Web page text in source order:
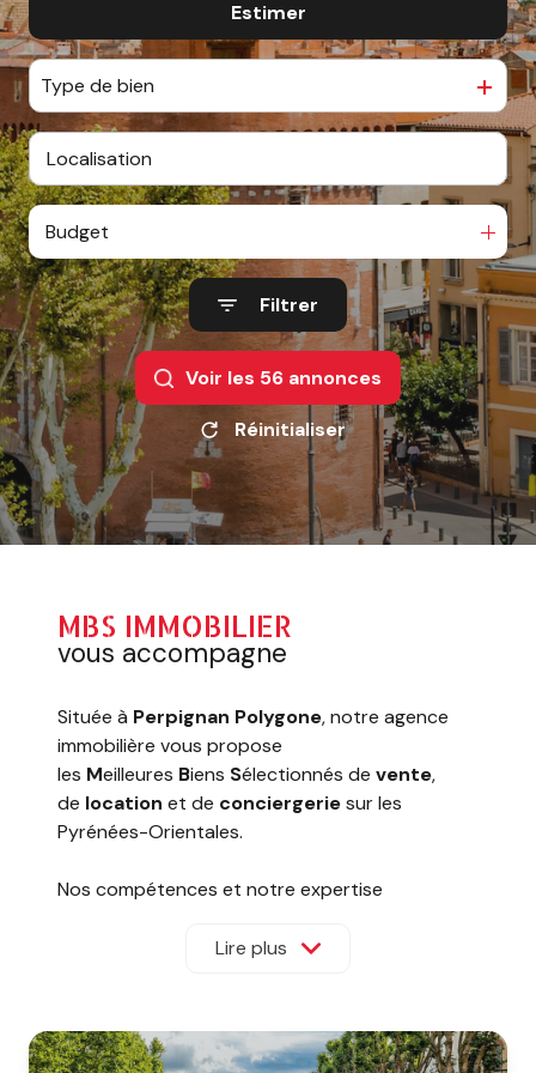
CONTACT
De l'immo pro
Estimer
Type de bien
Budget
Filtrer
Voir les 56 annonces
Réinitialiser
MBS IMMOBILIER
vous accompagne
Située à Perpignan Polygone, notre agence
immobilière vous propose
les Meilleures Biens Sélectionnés de vente,
de location et de conciergeriesur les
Pyrénées-Orientales.
Nos compétences et notre expertise
ainsi qu’au secteur commercial.
biens à la vente : studios, appartements, villas,
mas, terrains, fonds de commerce, murs
Lire plus